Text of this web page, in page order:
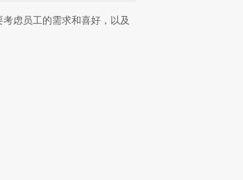
虑员工的需求和喜好，以及